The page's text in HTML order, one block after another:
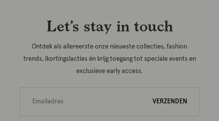
Let’s stay in touch
Ontdek als allereerste onze nieuwste collecties, fashion
trends, (kortings)acties én krijg toegang tot speciale events en
exclusieve early access.
VERZENDEN